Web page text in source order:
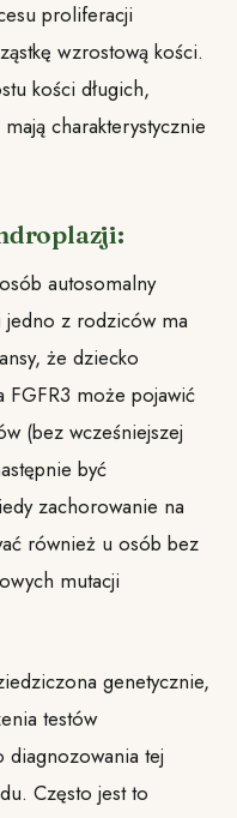
proliferacji
wzrostową kości.
kości długich,
charakterystycznie
autosomalny
jedno z rodziców ma
że dziecko
może pojawić
(bez wcześniejszej
być
zachorowanie na
również u osób bez
mutacji
genetycznie,
testów
diagnozowania tej
Często jest to